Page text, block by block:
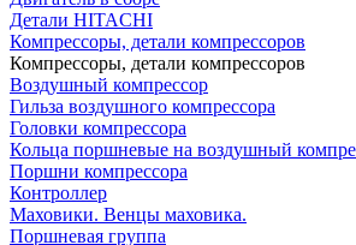
Детали HITACHI
Компрессоры, детали компрессоров
Компрессоры, детали компрессоров
Воздушный компрессор
Гильза воздушного компрессора
Головки компрессора
Кольца поршневые на воздушный
Поршни компрессора
Контроллер
Маховики. Венцы маховика.
Поршневая группа